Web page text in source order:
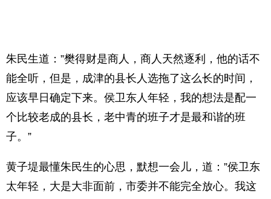
朱民生道：”樊得财是商人，商人天然逐利，他的话不
能全听，但是，成津的县长人选拖了这么长的时间，
应该早日确定下来。侯卫东人年轻，我的想法是配一
个比较老成的县长，老中青的班子才是最和谐的班
子。”
黄子堤最懂朱民生的心思，默想一会儿，道：”侯卫东
太年轻，大是大非面前，市委并不能完全放心。我这